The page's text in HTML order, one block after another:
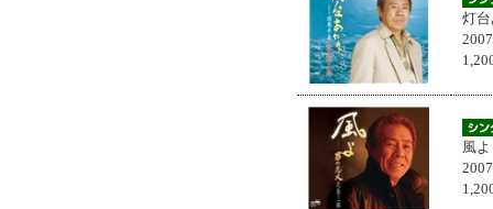
灯
風よ